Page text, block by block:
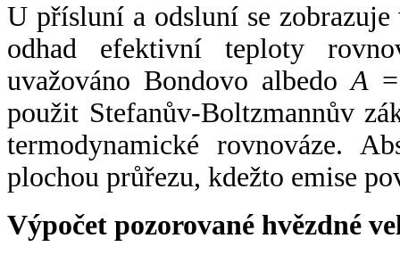
U přísluní a odsluní se
odhad efektivní teploty
uvažováno Bondovo albedoA
použit Stefanův-Boltzmannův
termodynamické rovnováze.
plochou průřezu, kdežto emise
Výpočet pozorované hvězdné